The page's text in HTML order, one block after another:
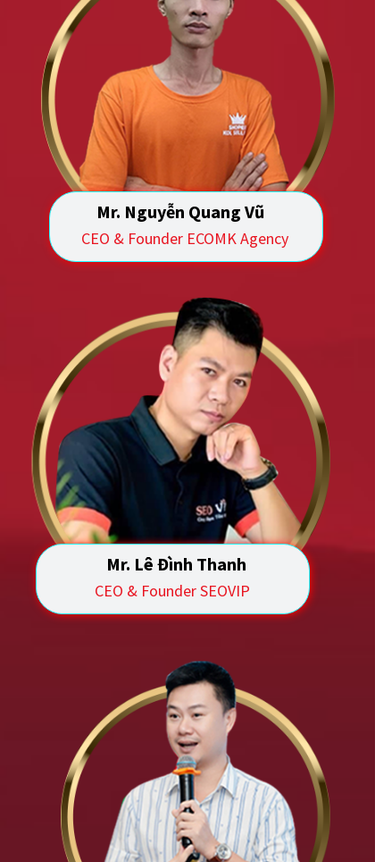
Mr. Nguyễn Quang Vũ
CEO & Founder ECOMK Agency
Mr. Lê Đình Thanh
CEO & Founder SEOVIP